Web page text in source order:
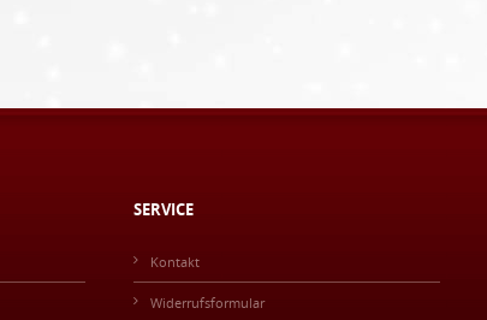
SERVICE
Kontakt
Widerrufsformular